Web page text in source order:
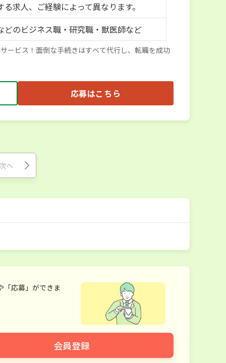
る求人、ご経験によって異なります。
どのビジネス職・研究職・獣医師など
ービス！面倒な手続きはすべて代行し、転職を成功
応募はこちら
へ
「応募」ができま
会員登録